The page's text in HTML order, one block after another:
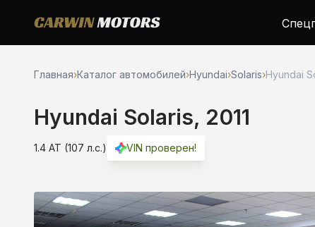
Главная›Каталог автомобилей›Hyundai›Solaris›Hyundai
Hyundai Solaris, 2011
1.4 AT (107 л.с.) VIN проверен!